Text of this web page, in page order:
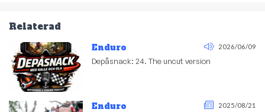
Relaterad
Enduro 2026/06/09
Depåsnack: 24. The uncut version
Enduro 2025/08/21